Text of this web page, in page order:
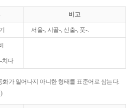
비고
서울-, 시골-, 신출-, 풋-.
치다
화가 일어나지 아니한 형태를 표준어로 삼는다.